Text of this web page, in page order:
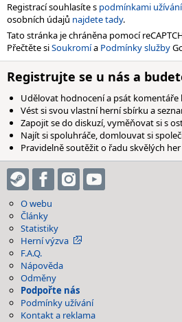
Registrací souhlasíte s podmínkami užívání
osobních údajů najdete tady.
Tato stránka je chráněna pomocí
Přečtěte siSoukromía Podmínky služby
Registrujte se u nás a
Udělovat hodnocení a psát
Vést si svou vlastní herní sbírku a
Zapojit se do diskuzí, vyměňovat si s
Najít si spoluhráče, domlouvat si
Pravidelně soutěžit o řadu skvělých her
O webu
Články
Statistiky
Herní výzva
F.A.Q.
Nápověda
Odměny
Podpořte nás
Podmínky užívání
Kontakt a reklama